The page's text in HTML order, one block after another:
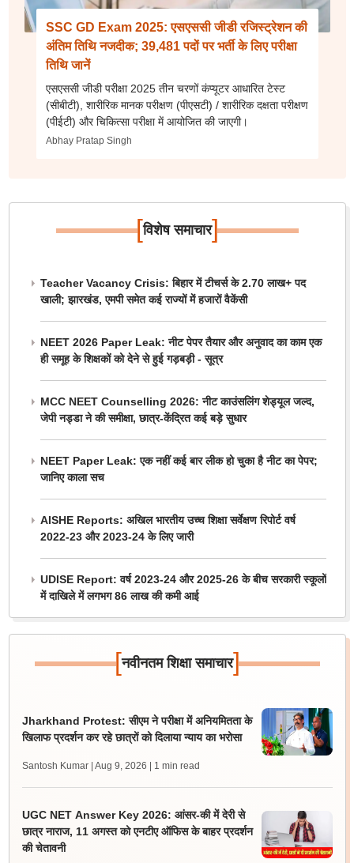
SSC GD Exam 2025: एसएससी जीडी रजिस्ट्रेशन की
अंतिम तिथि नजदीक; 39,481 पदों पर भर्ती के लिए परीक्षा
तिथि जानें
एसएससी जीडी परीक्षा 2025 तीन चरणों कंप्यूटर आधारित टेस्ट
(सीबीटी), शारीरिक मानक परीक्षण (पीएसटी) / शारीरिक दक्षता परीक्षण
(पीईटी) और चिकित्सा परीक्षा में आयोजित की जाएगी।
Abhay Pratap Singh
[विशेष समाचार]
Teacher Vacancy Crisis: बिहार में टीचर्स के 2.70 लाख+ पद
खाली; झारखंड, एमपी समेत कई राज्यों में हजारों वैकेंसी
NEET 2026 Paper Leak: नीट पेपर तैयार और अनुवाद का काम एक
ही समूह के शिक्षकों को देने से हुई गड़बड़ी - सूत्र
MCC NEET Counselling 2026: नीट काउंसलिंग शेड्यूल जल्द,
जेपी नड्डा ने की समीक्षा, छात्र-केंद्रित कई बड़े सुधार
NEET Paper Leak: एक नहीं कई बार लीक हो चुका है नीट का पेपर;
जानिए काला सच
AISHE Reports: अखिल भारतीय उच्च शिक्षा सर्वेक्षण रिपोर्ट वर्ष
2022-23 और 2023-24 के लिए जारी
UDISE Report: वर्ष 2023-24 और 2025-26 के बीच सरकारी स्कूलों
में दाखिले में लगभग 86 लाख की कमी आई
[नवीनतम शिक्षा समाचार]
Jharkhand Protest: सीएम ने परीक्षा में अनियमितता के
खिलाफ प्रदर्शन कर रहे छात्रों को दिलाया न्याय का भरोसा
Santosh Kumar | Aug 9, 2026 | 1 min read
UGC NET Answer Key 2026: आंसर-की में देरी से
छात्र नाराज, 11 अगस्त को एनटीए ऑफिस के बाहर प्रदर्शन
की चेतावनी